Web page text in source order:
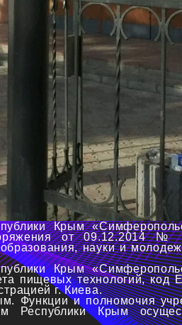
Крым
от 09.12.2014
науки и
Крым
пищевых технологий,
г. Киева.
Функции и полномочия
Республики Крым